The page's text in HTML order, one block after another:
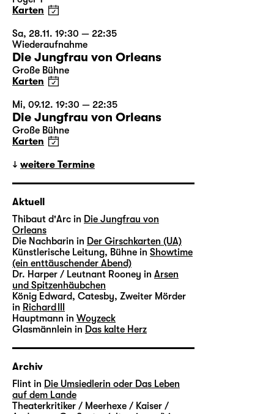
Karten
Sa, 28.11. 19:30 — 22:35
Wiederaufnahme
Die Jungfrau von Orleans
Große Bühne
Karten
Mi, 09.12. 19:30 — 22:35
Die Jungfrau von Orleans
Große Bühne
Karten
weitere Termine
Aktuell
Thibaut d'Arc in Die Jungfrau von
Orleans
Die Nachbarin in Der Girschkarten (UA)
Künstlerische Leitung, Bühne in Showtime
(ein enttäuschender Abend)
Dr. Harper / Leutnant Rooney in Arsen
und Spitzenhäubchen
König Edward, Catesby, Zweiter Mörder
in Richard III
Hauptmann in Woyzeck
Glasmännlein in Das kalte Herz
Archiv
Flint in Die Umsiedlerin oder Das Leben
auf dem Lande
Theaterkritiker / Meerhexe / Kaiser /